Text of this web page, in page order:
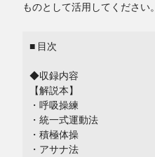
ものとして活用してください。
■ 目次
◆収録内容
【解説本】
・呼吸操練
・統一式運動法
・積極体操
・アサナ法